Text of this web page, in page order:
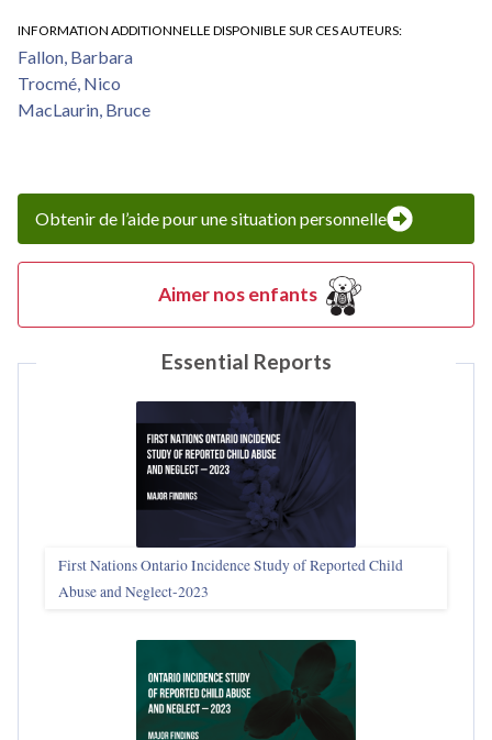
INFORMATION ADDITIONNELLE DISPONIBLE SUR CES AUTEURS
Fallon, Barbara
Trocmé, Nico
MacLaurin, Bruce
Obtenir de l’aide pour une situation personnelle
Aimer nos enfants
Essential Reports
First Nations Ontario Incidence Study of Reported Child
Abuse and Neglect‑2023